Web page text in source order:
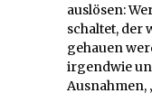
auslösen:
schaltet, der
gehauen
irgendwie
Ausnahmen,